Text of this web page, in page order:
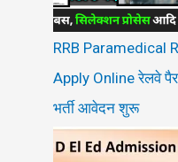
RRB Paramedical
Apply Online रेलवे
भर्ती आवेदन शुरू